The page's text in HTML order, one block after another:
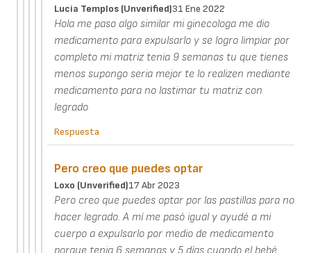
Lucia Templos (unverified)31 Ene 2022
Hola me paso algo similar mi ginecologa me dio
medicamento para expulsarlo y se logro limpiar por
completo mi matriz tenia 9 semanas tu que tienes
menos supongo seria mejor te lo realizen mediante
medicamento para no lastimar tu matriz con
legrado
Respuesta
Pero creo que puedes optar
Loxo (unverified)17 Abr 2023
Pero creo que puedes optar por las pastillas para no
hacer legrado. A mí me pasó igual y ayudé a mi
cuerpo a expulsarlo por medio de medicamento